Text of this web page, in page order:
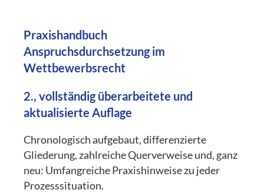
Praxishandbuch
Anspruchsdurchsetzung im
Wettbewerbsrecht
2., vollständig überarbeitete und
aktualisierte Auflage
Chronologisch aufgebaut, differenzierte
Gliederung, zahlreiche Querverweise und, ganz
neu: Umfangreiche Praxishinweise zu jeder
Prozesssituation.